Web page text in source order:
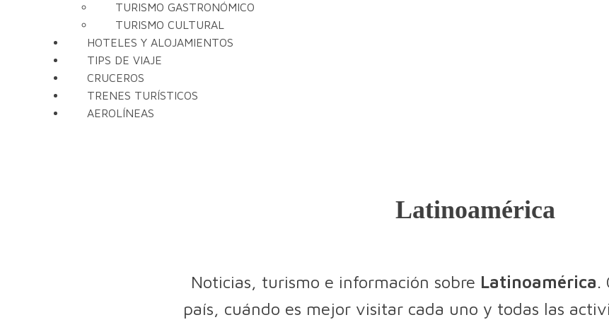
TURISMO GASTRONÓMICO
TURISMO CULTURAL
HOTELES Y ALOJAMIENTOS
TIPS DE VIAJE
CRUCEROS
TRENES TURÍSTICOS
AEROLÍNEAS
Latinoamérica
Noticias, turismo e información sobre Latinoamérica.
país, cuándo es mejor visitar cada uno y todas las